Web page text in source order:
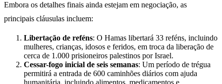
Embora os detalhes finais ainda estejam em negociação, as
principais cláusulas incluem:
Libertação de reféns: O Hamas libertará 33 reféns, incluindo
mulheres, crianças, idosos e feridos, em troca da liberação de
cerca de 1.000 prisioneiros palestinos por Israel.
Cessar-fogo inicial de seis semanas: Um período de trégua
permitirá a entrada de 600 caminhões diários com ajuda
humanitária, incluindo alimentos, medicamentos e